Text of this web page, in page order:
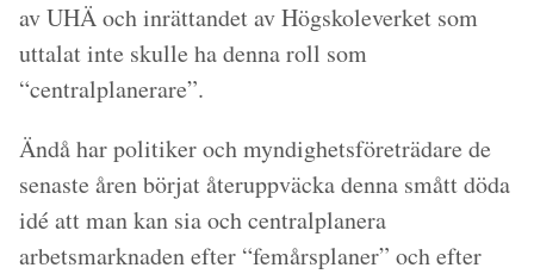
av UHÄ och inrättandet av Högskoleverket som
uttalat inte skulle ha denna roll som
“centralplanerare”.
Ändå har politiker och myndighetsföreträdare de
senaste åren börjat återuppväcka denna smått döda
idé att man kan sia och centralplanera
arbetsmarknaden efter “femårsplaner” och efter